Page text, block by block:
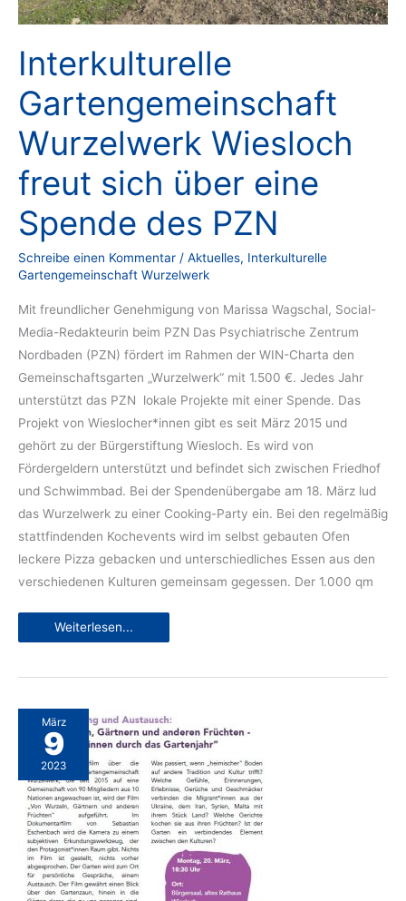
Interkulturelle
Gartengemeinschaft
Wurzelwerk Wiesloch
freut sich über eine
Spende des PZN
Schreibe einen Kommentar / Aktuelles, Interkulturelle
Gartengemeinschaft Wurzelwerk
Mit freundlicher Genehmigung von Marissa Wagschal, Social-
Media-Redakteurin beim PZN Das Psychiatrische Zentrum
Nordbaden (PZN) fördert im Rahmen der WIN-Charta den
Gemeinschaftsgarten „Wurzelwerk“ mit 1.500 €. Jedes Jahr
unterstützt das PZN lokale Projekte mit einer Spende. Das
Projekt von Wieslocher*innen gibt es seit März 2015 und
gehört zu der Bürgerstiftung Wiesloch. Es wird von
Fördergeldern unterstützt und befindet sich zwischen Friedhof
und Schwimmbad. Bei der Spendenübergabe am 18. März lud
das Wurzelwerk zu einer Cooking-Party ein. Bei den regelmäßig
stattfindenden Kochevents wird im selbst gebauten Ofen
leckere Pizza gebacken und unterschiedliches Essen aus den
verschiedenen Kulturen gemeinsam gegessen. Der 1.000 qm
Interkulturelle
Gartengemeinschaft
eine
Spende
des
PZN
Weiterlesen...
März
9
2023